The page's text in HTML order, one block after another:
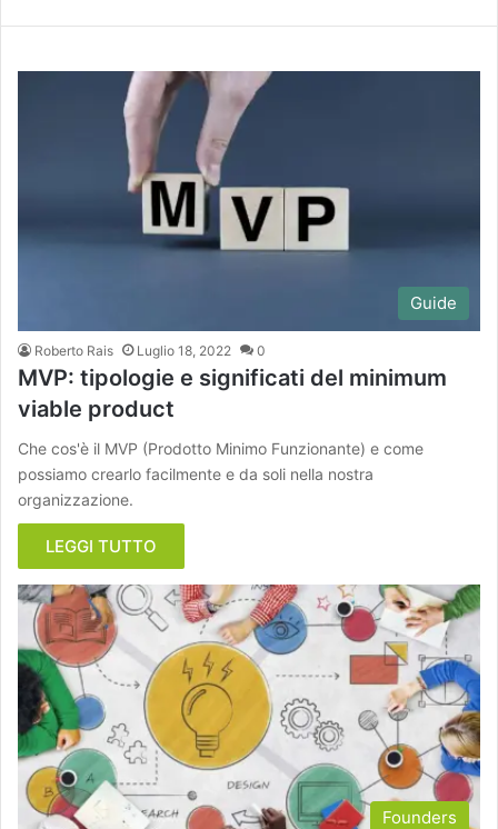
Guide
Roberto Rais Luglio 18, 2022 0
MVP: tipologie e significati del minimum
viable product
Che cos'è il MVP (Prodotto Minimo Funzionante) e come
possiamo crearlo facilmente e da soli nella nostra
organizzazione.
LEGGI TUTTO
Founders